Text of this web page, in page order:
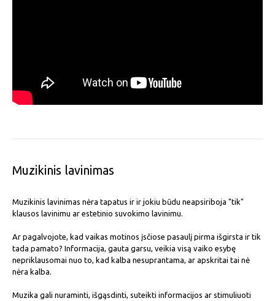
Muzikinis lavinimas
Muzikinis lavinimas nėra tapatus ir ir jokiu būdu neapsiriboja "tik"
klausos lavinimu ar estetinio suvokimo lavinimu.
Ar pagalvojote, kad vaikas motinos įsčiose pasaulį pirma išgirsta ir tik
tada pamato? Informacija, gauta garsu, veikia visą vaiko esybę
nepriklausomai nuo to, kad kalba nesuprantama, ar apskritai tai nė
nėra kalba.
Muzika gali nuraminti, išgąsdinti, suteikti informacijos ar stimuliuoti